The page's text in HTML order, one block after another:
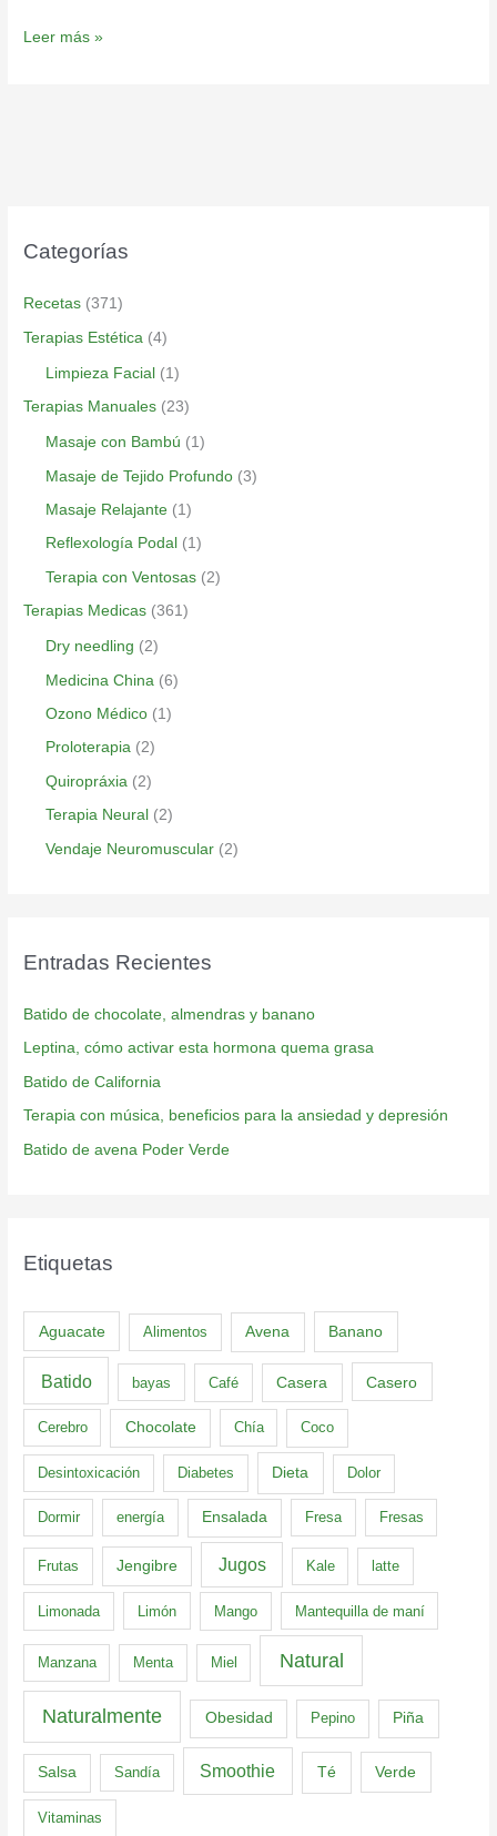
Leer más »
Categorías
Recetas (371)
Terapias Estética (4)
Limpieza Facial (1)
Terapias Manuales (23)
Masaje con Bambú (1)
Masaje de Tejido Profundo (3)
Masaje Relajante (1)
Reflexología Podal (1)
Terapia con Ventosas (2)
Terapias Medicas (361)
Dry needling (2)
Medicina China (6)
Ozono Médico (1)
Proloterapia (2)
Quiropráxia (2)
Terapia Neural (2)
Vendaje Neuromuscular (2)
Entradas Recientes
Batido de chocolate, almendras y banano
Leptina, cómo activar esta hormona quema grasa
Batido de California
Terapia con música, beneficios para la ansiedad y depresión
Batido de avena Poder Verde
Etiquetas
Aguacate Alimentos Avena Banano
Batido bayas Café Casera Casero
Cerebro Chocolate Chía Coco
Desintoxicación Diabetes Dieta Dolor
Dormir energía Ensalada Fresa Fresas
Frutas Jengibre Jugos Kale latte
Limonada Limón Mango Mantequilla de maní
Manzana Menta Miel Natural
Naturalmente Obesidad Pepino Piña
Salsa Sandía Smoothie Té Verde
Vitaminas